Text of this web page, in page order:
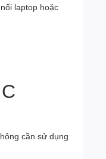
laptop hoặc
cần sử dụng